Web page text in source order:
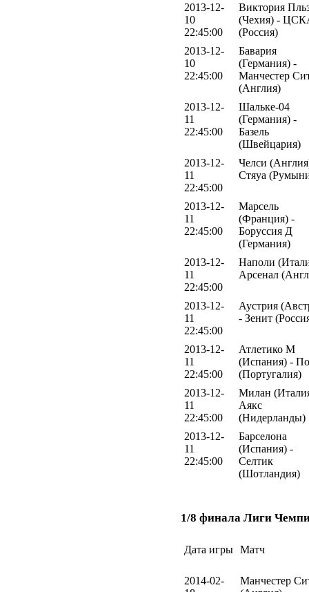
2013-12-
10
22:45:00
Виктория
(Чехия) -
(Россия)
2013-12-
10
22:45:00
Бавария
(Германия) -
Манчестер
(Англия)
2013-12-
11
22:45:00
Шальке-04
(Германия) -
Базель
(Швейцария)
2013-12-
11
22:45:00
Челси
Стяуа
2013-12-
11
22:45:00
Марсель
(Франция) -
Боруссия Д
(Германия)
2013-12-
11
22:45:00
Наполи
Арсенал
2013-12-
11
22:45:00
Аустрия
- Зенит
2013-12-
11
22:45:00
Атлетико М
(Испания) -
(Португалия)
2013-12-
11
22:45:00
Милан
Аякс
(Нидерланды)
2013-12-
11
22:45:00
Барселона
(Испания) -
Селтик
(Шотландия)
1/8 финала Лиги
Дата игры Матч
2014-02-
Манчестер